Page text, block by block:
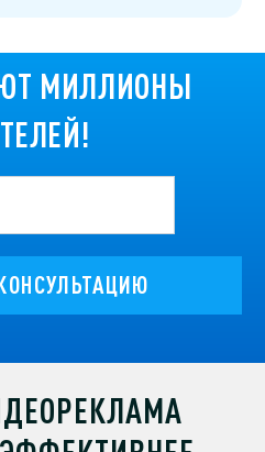
МИЛЛИОНЫ